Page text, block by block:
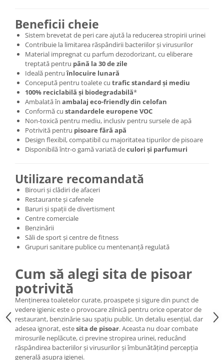
Beneficii cheie
Sistem brevetat de peri care ajută la reducerea stropirii urinei
Contribuie la limitarea răspândirii bacteriilor și virusurilor
Material impregnat cu parfum dezodorizant, cu eliberare
treptată pentru până la 30 de zile
Ideală pentruînlocuire lunară
Concepută pentru toalete cu trafic standard și mediu
100% reciclabilă și biodegradabilă*
Ambalată în ambalaj eco-friendly din celofan
Conformă cu standardele europene VOC
Non-toxică pentru mediu, inclusiv pentru sursele de apă
Potrivită pentru pisoare fără apă
Design flexibil, compatibil cu majoritatea tipurilor de pisoare
Disponibilă într-o gamă variată deculori și parfumuri
Utilizare recomandată
Birouri și clădiri de afaceri
Restaurante și cafenele
Baruri și spații de divertisment
Centre comerciale
Benzinării
Săli de sport și centre de fitness
Grupuri sanitare publice cu mentenanță regulată
Cum să alegi sita de pisoar
potrivită
Menținerea toaletelor curate, proaspete și sigure din punct de
vedere igienic este o provocare zilnică pentru orice operator de
restaurant, benzinărie sau spațiu public. Un detaliu esențial, dar
adesea ignorat, estesita de pisoar. Aceasta nu doar combate
mirosurile neplăcute, ci previne stropirea urinei, reducând
răspândirea bacteriilor și virusurilor și îmbunătățind percepția
generală asupra igienei.